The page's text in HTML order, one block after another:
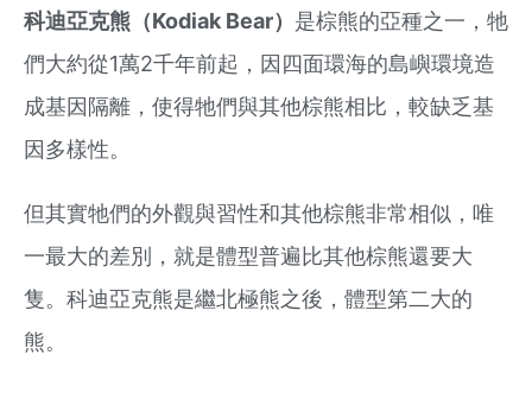
科迪亞克熊（Kodiak Bear） 是棕熊的亞種之一，牠
們大約從1萬2千年前起，因四面環海的島嶼環境造
成基因隔離，使得牠們與其他棕熊相比，較缺乏基
因多樣性。
但其實牠們的外觀與習性和其他棕熊非常相似，唯
一最大的差別，就是體型普遍比其他棕熊還要大
隻。科迪亞克熊是繼北極熊之後，體型第二大的
熊。